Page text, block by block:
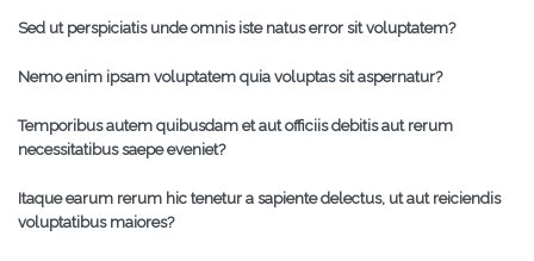
Sed ut perspiciatis unde omnis iste natus error sit voluptatem?
Nemo enim ipsam voluptatem quia voluptas sit aspernatur?
Temporibus autem quibusdam et aut officiis debitis aut rerum
necessitatibus saepe eveniet?
Itaque earum rerum hic tenetur a sapiente delectus, ut aut reiciendis
voluptatibus maiores?